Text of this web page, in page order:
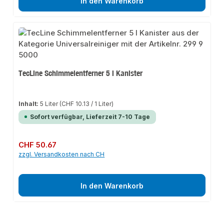
TecLine Schimmelentferner 5 l Kanister
Inhalt:5 Liter (CHF 10.13 / 1 Liter)
Sofort verfügbar, Lieferzeit 7-10 Tage
Regulärer Preis:
CHF 50.67
zzgl. Versandkosten nach CH
In den Warenkorb